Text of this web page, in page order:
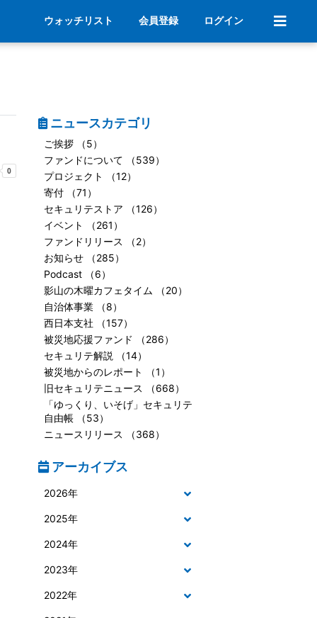
ウォッチリスト 会員登録 ログイン
ニュースカテゴリ
ご挨拶 （5）
ファンドについて （539）
プロジェクト （12）
寄付 （71）
セキュリテストア （126）
イベント （261）
ファンドリリース （2）
お知らせ （285）
Podcast （6）
影山の木曜カフェタイム （20）
自治体事業 （8）
西日本支社 （157）
被災地応援ファンド （286）
セキュリテ解説 （14）
被災地からのレポート （1）
旧セキュリテニュース （668）
「ゆっくり、いそげ」セキュリテ
自由帳 （53）
ニュースリリース （368）
アーカイブス
2026年
2025年
2024年
2023年
2022年